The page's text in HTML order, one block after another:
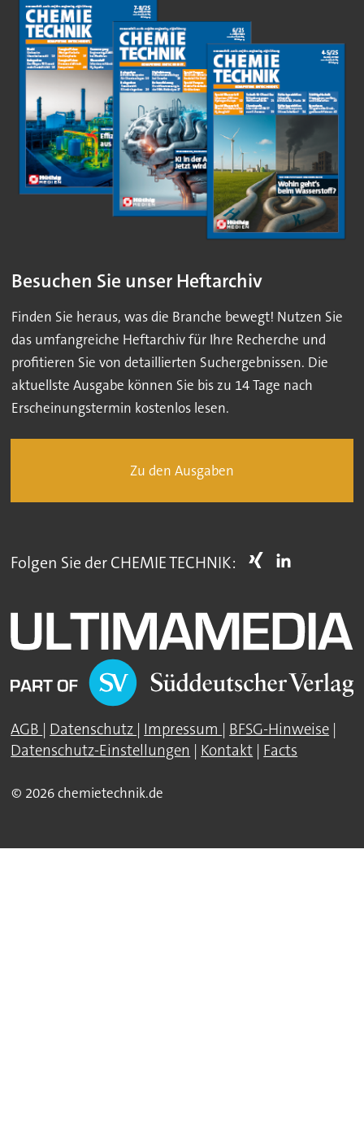
Besuchen Sie unser Heftarchiv
Finden Sie heraus, was die Branche bewegt! Nutzen Sie
das umfangreiche Heftarchiv für Ihre Recherche und
profitieren Sie von detaillierten Suchergebnissen. Die
aktuellste Ausgabe können Sie bis zu 14 Tage nach
Erscheinungstermin kostenlos lesen.
Zu den Ausgaben
Folgen Sie der CHEMIE TECHNIK:
AGB Datenschutz Impressum BFSG-Hinweise
Datenschutz-Einstellungen
Kontakt Facts
© 2026 chemietechnik.de